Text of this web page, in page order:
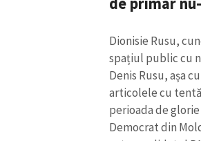
Dionisie Rusu,
spațiul public cu
Denis Rusu, așa
articolele cu
perioada de
Democrat din